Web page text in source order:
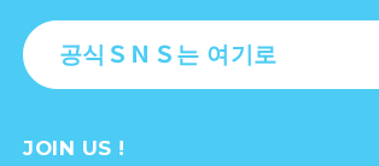
공식ＳＮＳ는 여기로
JOIN US !